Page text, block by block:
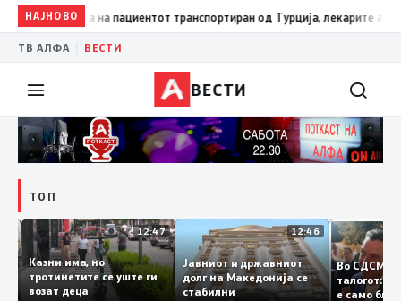
НАЈНОВО12:22Подобрена состојбата на пациентот транспортиран
ТВ АЛФА ВЕСТИ
ВЕСТИ
ТОП
12:50 12:47
Казни има, но
тротинетите се уште ги
возат деца
12:46
Јавниот и државниот
долг на Македонија се
стабилни
Во СДСМ
е само